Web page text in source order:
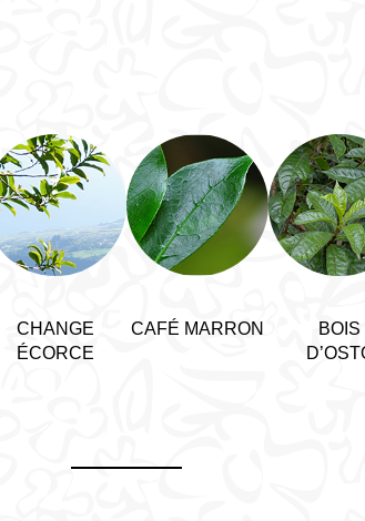
CHANGE
ÉCORCE
CAFÉ MARRON
BOIS